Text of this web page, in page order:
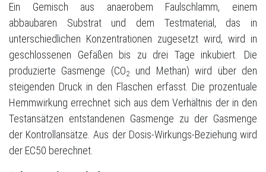
Ein Gemisch aus anaerobem Faulschlamm, einem
abbaubaren Substrat und dem Testmaterial, das in
unterschiedlichen Konzentrationen zugesetzt wird, wird in
geschlossenen Gefäßen bis zu drei Tage inkubiert. Die
produzierte Gasmenge (CO2
und Methan) wird über den
steigenden Druck in den Flaschen erfasst. Die prozentuale
Hemmwirkung errechnet sich aus dem Verhältnis der in den
Testansätzen entstandenen Gasmenge zu der Gasmenge
der Kontrollansätze. Aus der Dosis-Wirkungs-Beziehung wird
der EC50 berechnet.